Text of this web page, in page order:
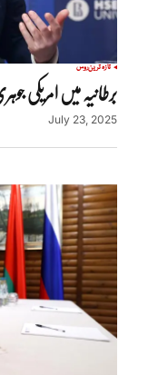
تازہ ترینروس
برطانیہ میں امریکی
July 23, 2025